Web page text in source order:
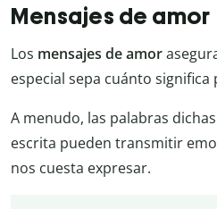
Mensajes de amor
Los mensajes de amor
especial sepa cuánto significa
A menudo, las palabras
escrita pueden transmitir
nos cuesta expresar.